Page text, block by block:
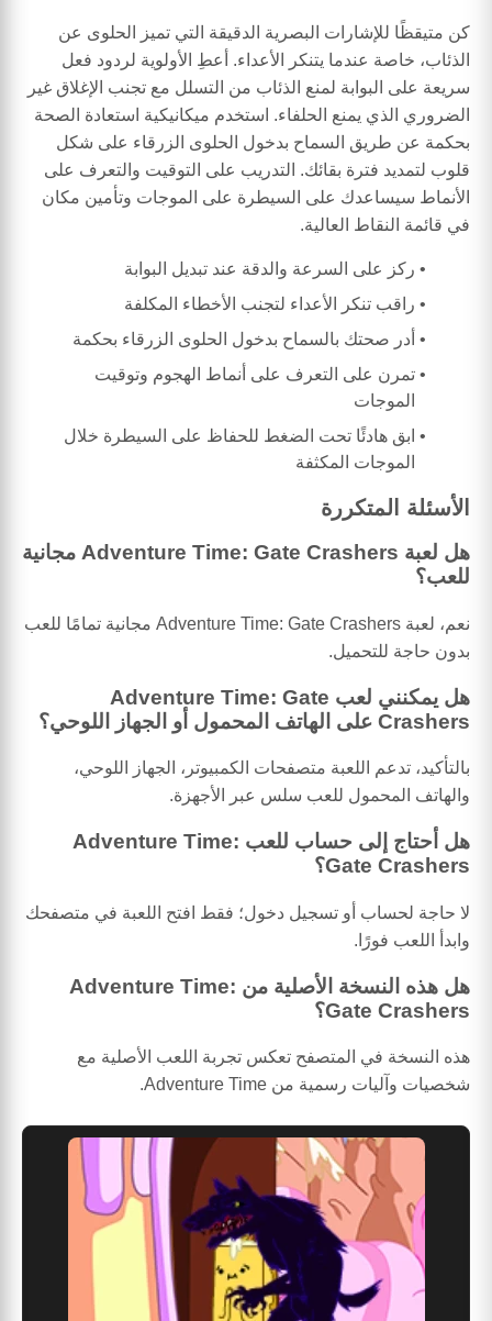
كن متيقظًا للإشارات البصرية الدقيقة التي تميز الحلوى عن
الذئاب، خاصة عندما يتنكر الأعداء. أعطِ الأولوية لردود فعل
سريعة على البوابة لمنع الذئاب من التسلل مع تجنب الإغلاق غير
الضروري الذي يمنع الحلفاء. استخدم ميكانيكية استعادة الصحة
بحكمة عن طريق السماح بدخول الحلوى الزرقاء على شكل
قلوب لتمديد فترة بقائك. التدريب على التوقيت والتعرف على
الأنماط سيساعدك على السيطرة على الموجات وتأمين مكان
في قائمة النقاط العالية.
ركز على السرعة والدقة عند تبديل البوابة
راقب تنكر الأعداء لتجنب الأخطاء المكلفة
أدر صحتك بالسماح بدخول الحلوى الزرقاء بحكمة
تمرن على التعرف على أنماط الهجوم وتوقيت
الموجات
ابق هادئًا تحت الضغط للحفاظ على السيطرة خلال
الموجات المكثفة
الأسئلة المتكررة
هل لعبة Adventure Time: Gate Crashers مجانية
للعب؟
نعم، لعبة Adventure Time: Gate Crashers مجانية تمامًا للعب
بدون حاجة للتحميل.
هل يمكنني لعب Adventure Time: Gate
Crashers على الهاتف المحمول أو الجهاز اللوحي؟
بالتأكيد، تدعم اللعبة متصفحات الكمبيوتر، الجهاز اللوحي،
والهاتف المحمول للعب سلس عبر الأجهزة.
هل أحتاج إلى حساب للعب Adventure Time:
Gate Crashers؟
لا حاجة لحساب أو تسجيل دخول؛ فقط افتح اللعبة في متصفحك
وابدأ اللعب فورًا.
هل هذه النسخة الأصلية من Adventure Time:
Gate Crashers؟
هذه النسخة في المتصفح تعكس تجربة اللعب الأصلية مع
شخصيات وآليات رسمية من Adventure Time.